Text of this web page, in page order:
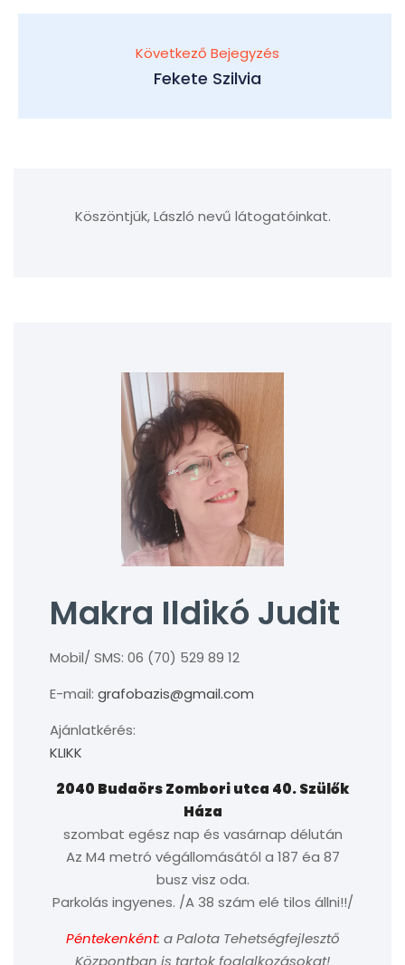
Következő Bejegyzés
Fekete Szilvia
Köszöntjük, László nevű látogatóinkat.
Makra Ildikó Judit
Mobil/ SMS: 06 (70) 529 89 12
E-mail: grafobazis@gmail.com
Ajánlatkérés:
KLIKK
2040 Budaörs Zombori utca 40. Szülők
Háza
szombat egész nap és vasárnap délután
Az M4 metró végállomásától a 187 éa 87
busz visz oda.
Parkolás ingyenes. /A 38 szám elé tilos állni!!/
Péntekenként: a Palota Tehetségfejlesztő
Központban is tartok foglalkozásokat!